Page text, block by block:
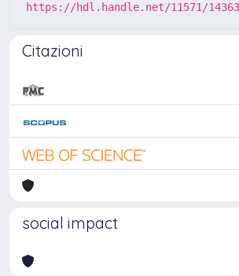
https://hdl.handle.net/11571/
Citazioni
social impact